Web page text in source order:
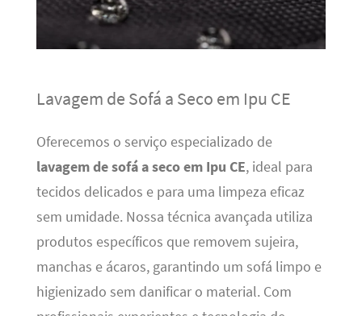
Lavagem de Sofá a Seco em Ipu CE
Oferecemos o serviço especializado de
lavagem de sofá a seco em Ipu CE, ideal para
tecidos delicados e para uma limpeza eficaz
sem umidade. Nossa técnica avançada utiliza
produtos específicos que removem sujeira,
manchas e ácaros, garantindo um sofá limpo e
higienizado sem danificar o material. Com